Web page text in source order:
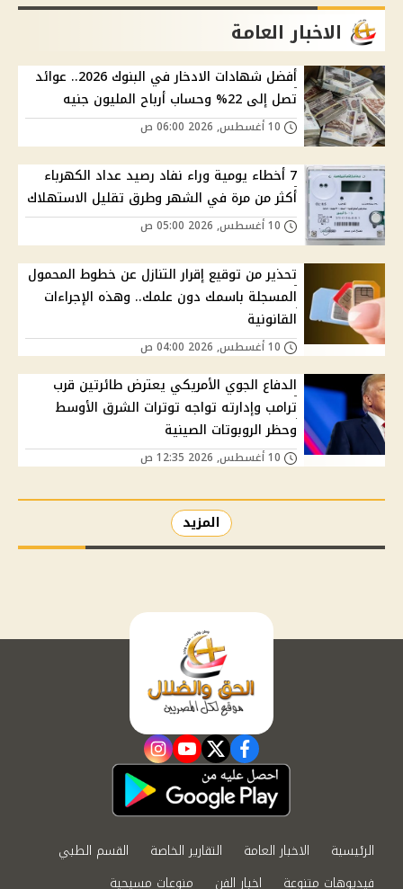
الاخبار العامة
أفضل شهادات الادخار في البنوك 2026.. عوائد
تصل إلى 22% وحساب أرباح المليون جنيه
7 أخطاء يومية وراء نفاد رصيد عداد الكهرباء
أكثر من مرة في الشهر وطرق تقليل الاستهلاك
تحذير من توقيع إقرار التنازل عن خطوط المحمول
المسجلة باسمك دون علمك.. وهذه الإجراءات
القانونية
الدفاع الجوي الأمريكي يعترض طائرتين قرب
ترامب وإدارته تواجه توترات الشرق الأوسط
وحظر الروبوتات الصينية
المزيد
facebook
twitter
youtube
instagram
الرئيسية الاخبار العامة التقارير الخاصة
القسم الطبي
فيديوهات متنوعة
اخبار الفن منوعات مسيحية